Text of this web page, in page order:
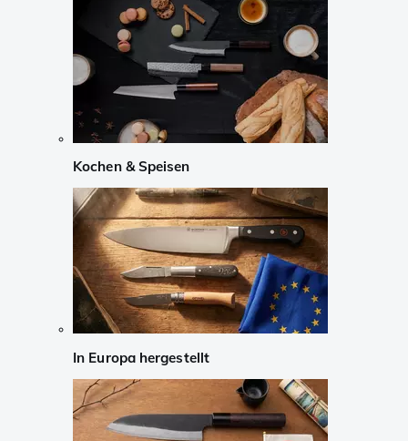
Kochen & Speisen
In Europa hergestellt